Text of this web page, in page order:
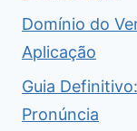
Domínio do
Aplicação
Guia
Pronúncia